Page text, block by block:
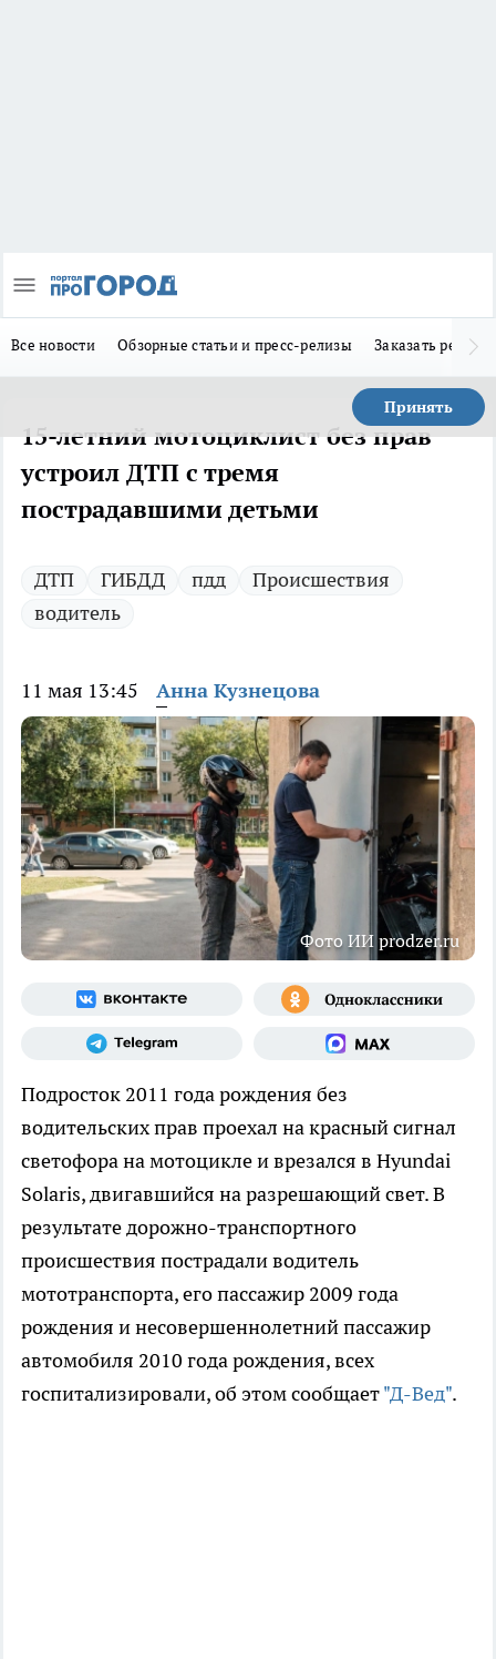
Все новости Обзорные статьи и пресс-релизы Заказать
Принять
15-летний мотоциклист без прав
устроил ДТП с тремя
пострадавшими детьми
ДТП ГИБДД пдд
Происшествия
водитель
11 мая 13:45 Анна Кузнецова
Фото ИИ prodzer.ru
Подросток 2011 года рождения без
водительских прав проехал на красный сигнал
светофора на мотоцикле и врезался в Hyundai
Solaris, двигавшийся на разрешающий свет. В
результате дорожно-транспортного
происшествия пострадали водитель
мототранспорта, его пассажир 2009 года
рождения и несовершеннолетний пассажир
автомобиля 2010 года рождения, всех
госпитализировали, об этом сообщает"Д-Вед".